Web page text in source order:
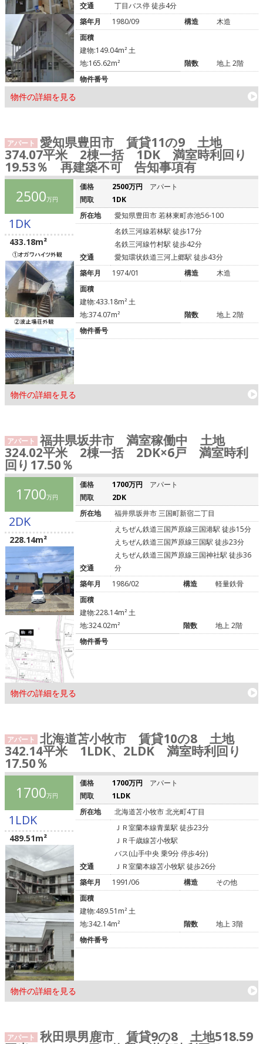
物件の詳細を見る
交通
丁目バス停 徒歩4分
築年月
1980/09 構造
木造
面積
建物:149.04m² 土
地:165.62m²
階数
地上 2階
物件番号
アパート 愛知県豊田市 賃貸11の9 土地
374.07平米 2棟一括 1DK 満室時利回り
19.53％ 再建築不可 告知事項有
2500万円
1DK
433.18m²
物件の詳細を見る
価格 2500万円
アパート
間取
1DK
所在地
愛知県豊田市 若林東町赤池56-100
交通
名鉄三河線若林駅 徒歩17分
名鉄三河線竹村駅 徒歩42分
愛知環状鉄道三河上郷駅 徒歩43分
築年月
1974/01 構造
木造
面積
建物:433.18m² 土
地:374.07m²
階数
地上 2階
物件番号
アパート 福井県坂井市 満室稼働中 土地
324.02平米 2棟一括 2DK×6戸 満室時利
回り17.50％
1700万円
2DK
228.14m²
物件の詳細を見る
価格 1700万円
アパート
間取
2DK
所在地
福井県坂井市 三国町新宿二丁目
交通
えちぜん鉄道三国芦原線三国港駅 徒歩15分
えちぜん鉄道三国芦原線三国駅 徒歩23分
えちぜん鉄道三国芦原線三国神社駅 徒歩36
分
築年月
1986/02 構造
軽量鉄骨
面積
建物:228.14m² 土
地:324.02m²
階数
地上 2階
物件番号
アパート 北海道苫小牧市 賃貸10の8 土地
342.14平米 1LDK、2LDK 満室時利回り
17.50％
1700万円
1LDK
489.51m²
物件の詳細を見る
価格 1700万円
アパート
間取
1LDK
所在地
北海道苫小牧市 北光町4丁目
交通
ＪＲ室蘭本線青葉駅 徒歩23分
ＪＲ千歳線苫小牧駅
バス(山手中央 乗9分 停歩4分)
ＪＲ室蘭本線苫小牧駅 徒歩26分
築年月
1991/06 構造
その他
面積
建物:489.51m² 土
地:342.14m²
階数
地上 3階
物件番号
アパート 秋田県男鹿市 賃貸9の8 土地518.59